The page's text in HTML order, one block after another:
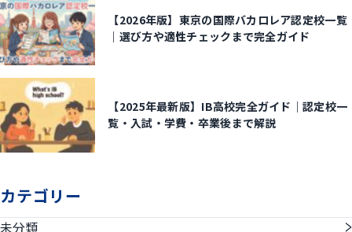
【2026年版】東京の国際バカロレア認定校一覧
｜選び方や適性チェックまで完全ガイド
【2025年最新版】IB高校完全ガイド｜認定校一
覧・入試・学費・卒業後まで解説
カテゴリー
未分類